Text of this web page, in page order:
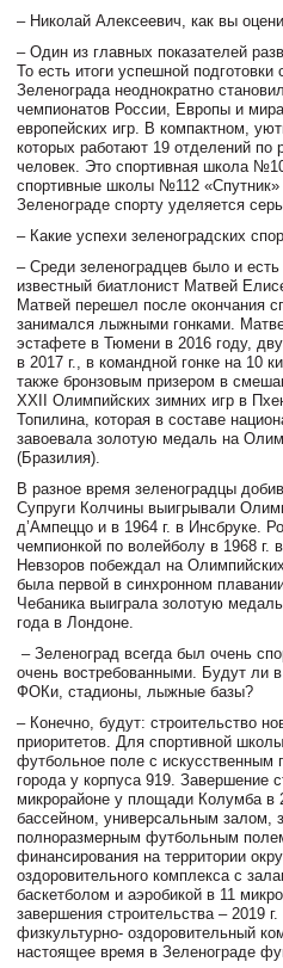
– Николай Алексеевич, как вы
– Один из главных показателей
То есть итоги успешной
Зеленограда неоднократно
чемпионатов России, Европы и
европейских игр. В компактном,
которых работают 19 отделений
человек. Это спортивная школа
спортивные школы №112
Зеленограде спорту уделяется
– Какие успехи зеленоградских
– Среди зеленоградцев было и
известный биатлонист Матвей
Матвей перешел после окончания
занимался лыжными гонками.
эстафете в Тюмени в 2016 году,
в 2017 г., в командной гонке на 10
также бронзовым призером в
XXII Олимпийских зимних игр в
Топилина, которая в составе
завоевала золотую медаль на
(Бразилия).
В разное время зеленоградцы
Супруги Колчины выигрывали
д’Ампеццо и в 1964 г. в Инсбруке.
чемпионкой по волейболу в 1968
Невзоров побеждал на
была первой в синхронном
Чебаника выиграла золотую
года в Лондоне.
– Зеленоград всегда был очень
очень востребованными. Будут ли
ФОКи, стадионы, лыжные базы?
– Конечно, будут: строительство
приоритетов. Для спортивной
футбольное поле с искусственным
города у корпуса 919. Завершение
микрорайоне у площади Колумба в
бассейном, универсальным залом,
полноразмерным футбольным
финансирования на территории
оздоровительного комплекса с
баскетболом и аэробикой в 11
завершения строительства – 2019
физкультурно- оздоровительный
настоящее время в Зеленограде